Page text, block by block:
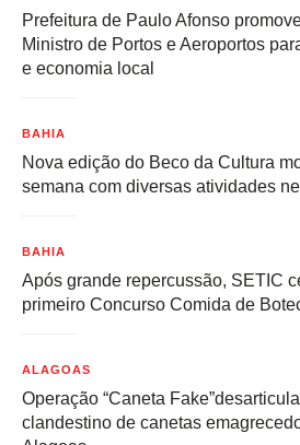
Prefeitura de Paulo Afonso
Ministro de Portos e Aeroportos
e economia local
BAHIA
Nova edição do Beco da Cultura
semana com diversas atividades
BAHIA
Após grande repercussão, SETIC
primeiro Concurso Comida de
ALAGOAS
Operação “Caneta
clandestino de canetas